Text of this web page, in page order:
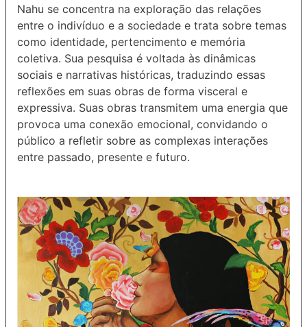
Nahu se concentra na exploração das relações
entre o indivíduo e a sociedade e trata sobre temas
como identidade, pertencimento e memória
coletiva. Sua pesquisa é voltada às dinâmicas
sociais e narrativas históricas, traduzindo essas
reflexões em suas obras de forma visceral e
expressiva. Suas obras transmitem uma energia que
provoca uma conexão emocional, convidando o
público a refletir sobre as complexas interações
entre passado, presente e futuro.